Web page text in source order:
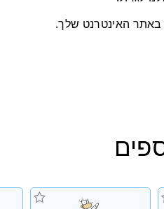
באתר האינטרנט שלך.